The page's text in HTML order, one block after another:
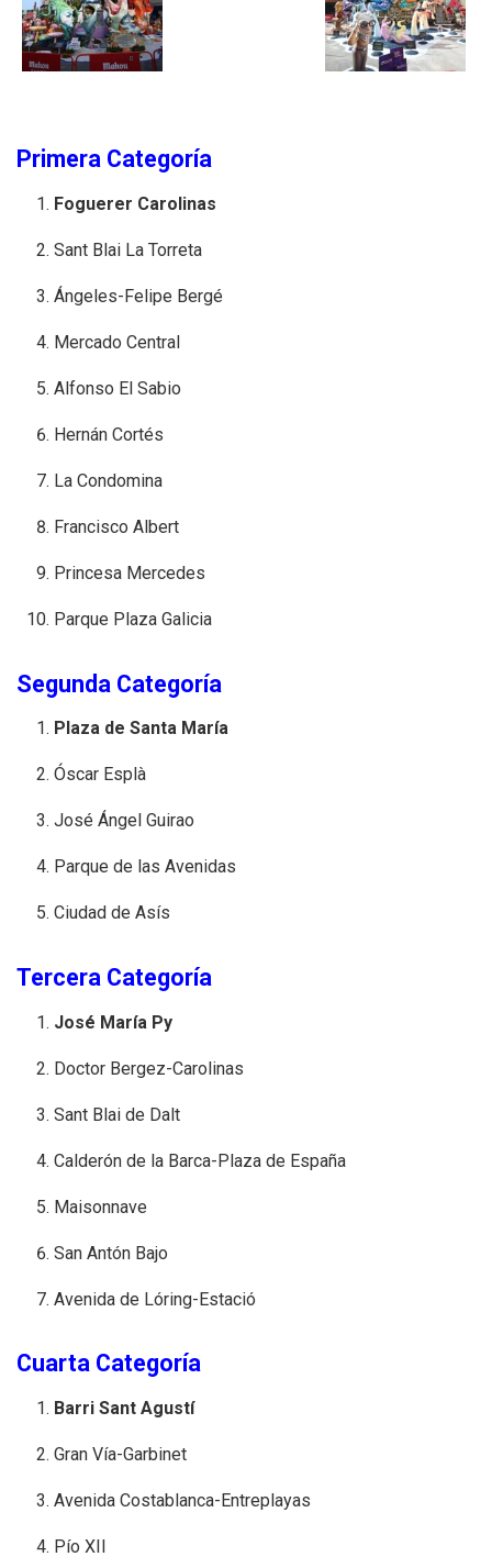
Primera Categoría
Foguerer Carolinas
Sant Blai La Torreta
Ángeles-Felipe Bergé
Mercado Central
Alfonso El Sabio
Hernán Cortés
La Condomina
Francisco Albert
Princesa Mercedes
Parque Plaza Galicia
Segunda Categoría
Plaza de Santa María
Óscar Esplà
José Ángel Guirao
Parque de las Avenidas
Ciudad de Asís
Tercera Categoría
José María Py
Doctor Bergez-Carolinas
Sant Blai de Dalt
Calderón de la Barca-Plaza de España
Maisonnave
San Antón Bajo
Avenida de Lóring-Estació
Cuarta Categoría
Barri Sant Agustí
Gran Vía-Garbinet
Avenida Costablanca-Entreplayas
Pío XII